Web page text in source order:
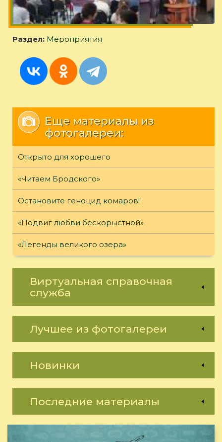
Раздел: Мероприятия
Еще материалы из
фотогалереи:
Открыто для хорошего
«Читаем Бродского»
Остановите геноцид комаров!
«Подвиг любви бескорыстной»
«Легенды великого озера»
Виртуальная справочная
служба
Лучшее из фотогалереи
Новинки
Последние материалы